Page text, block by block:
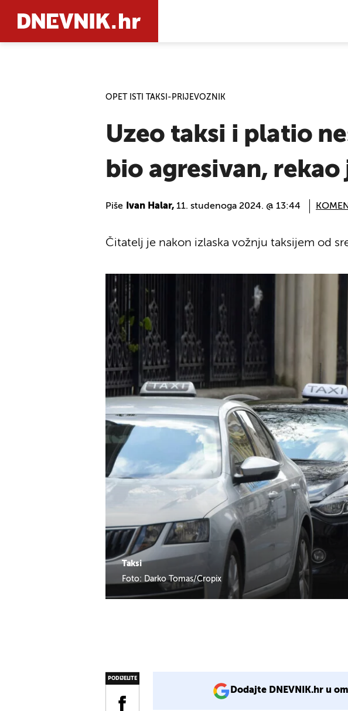
OPET ISTI TAKSI-PRIJEVOZNIK
Uzeo taksi i platio
bio agresivan,
Piše Ivan Halar, 11. studenoga 2024. @ 13:44
Taksi
Foto: Darko Tomas/Cropix
Čitatelj je nakon izlaska vožnju taksijem od
PODIJELITE
Dodajte DNEVNIK.hr u